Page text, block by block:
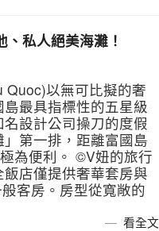
私人絕美海灘！
Quoc)以無可比擬的奢
最具指標性的五星級
設計公司操刀的度假
第一排，距離富國島
為便利。 ©V妞的旅行
店僅提供奢華套房與
客房。房型從寬敞的
看全文